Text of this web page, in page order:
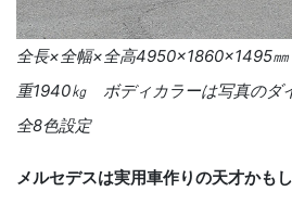
全長×全幅×全高4950×1860×1495
重1940㎏ ボディカラーは写真のダ
全8色設定
メルセデスは実用車作りの天才かも